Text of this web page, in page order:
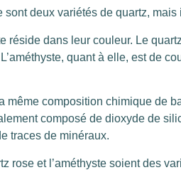
sont deux variétés de quartz,
réside dans leur couleur. Le
quant à elle, est de
même composition chimique de
composé de dioxyde de
traces de minéraux.
rose et l’améthyste soient des